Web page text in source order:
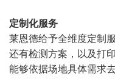
定制化服务
莱恩德给予全维度定制
还有检测方案，以及打
能够依据场地具体需求